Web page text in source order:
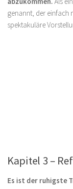
genannt, der einfach
spektakuläre
Kapitel 3 –
Es ist der ruhigste